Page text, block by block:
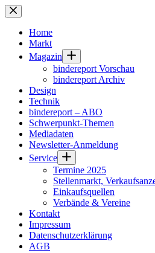
Zum
Inhalt
springenHome
Markt
Magazin
bindereport Vorschau
bindereport Archiv
Design
Technik
bindereport – ABO
Schwerpunkt-Themen
Mediadaten
Newsletter-Anmeldung
Service
Termine 2025
Stellenmarkt,
Einkaufsquellen
Verbände & Vereine
Kontakt
Impressum
Datenschutzerklärung
AGB